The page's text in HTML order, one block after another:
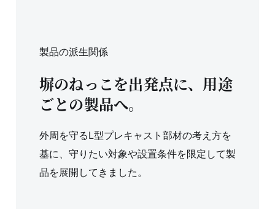
製品の派生関係
塀のねっこを出発点に、用途
ごとの製品へ。
外周を守るL型プレキャスト部材の考え方を
基に、守りたい対象や設置条件を限定して製
品を展開してきました。